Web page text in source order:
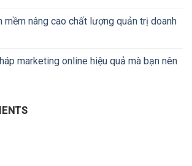
mềm nâng cao chất lượng quản trị doanh
marketing online hiệu quả mà bạn nên